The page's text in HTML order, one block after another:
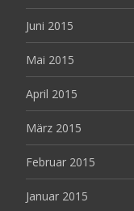
Juni 2015
Mai 2015
April 2015
März 2015
Februar 2015
Januar 2015